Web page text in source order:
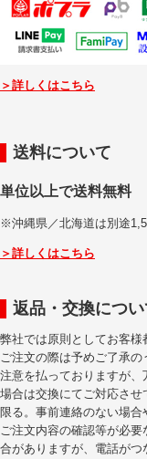
＞詳しくはこちら
送料について
単位以上で送料無料
※沖縄県／北海道は別途
＞詳しくはこちら
返品・交換につい
弊社では原則としてお客様
ご注文の際は予めご了承
注意を払っておりますが
場合は交換にてご対応さ
限る。事前連絡のない場合
ご注文内容の確認等が必
合がありますが、電話が